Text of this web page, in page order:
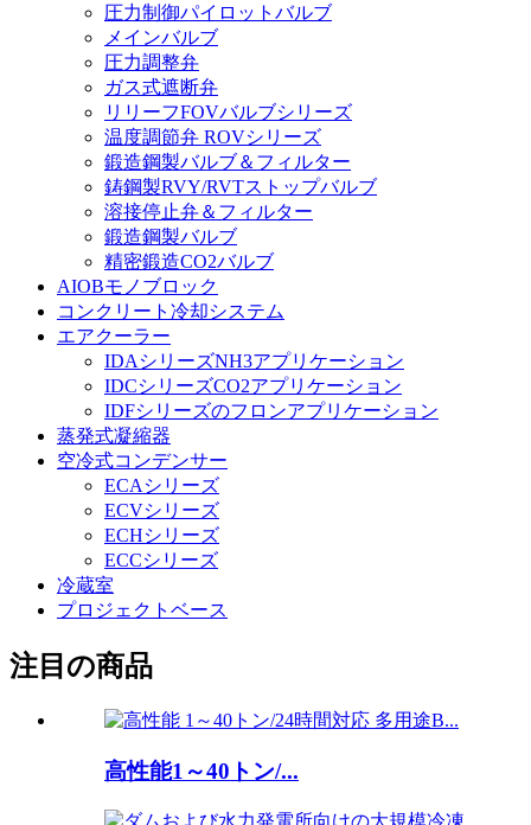
圧力制御パイロットバルブ
メインバルブ
圧力調整弁
ガス式遮断弁
リリーフFOVバルブシリーズ
温度調節弁 ROVシリーズ
鍛造鋼製バルブ＆フィルター
鋳鋼製RVY/RVTストップバルブ
溶接停止弁＆フィルター
鍛造鋼製バルブ
精密鍛造CO2バルブ
AIOBモノブロック
コンクリート冷却システム
エアクーラー
IDAシリーズNH3アプリケーション
IDCシリーズCO2アプリケーション
IDFシリーズのフロンアプリケーション
蒸発式凝縮器
空冷式コンデンサー
ECAシリーズ
ECVシリーズ
ECHシリーズ
ECCシリーズ
冷蔵室
プロジェクトベース
注目の商品
高性能1～40トン/...